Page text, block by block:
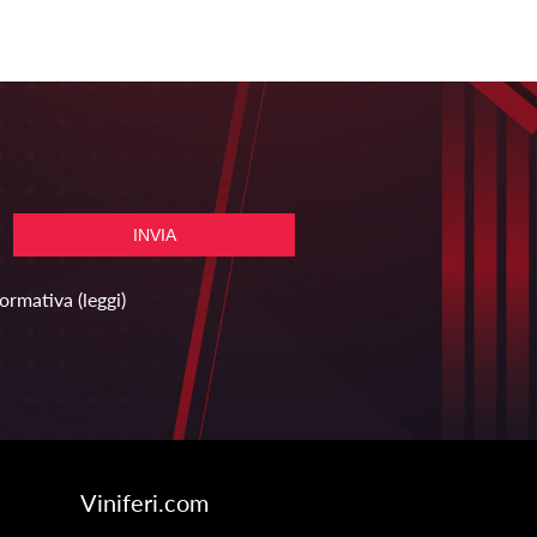
(leggi)
Viniferi.com